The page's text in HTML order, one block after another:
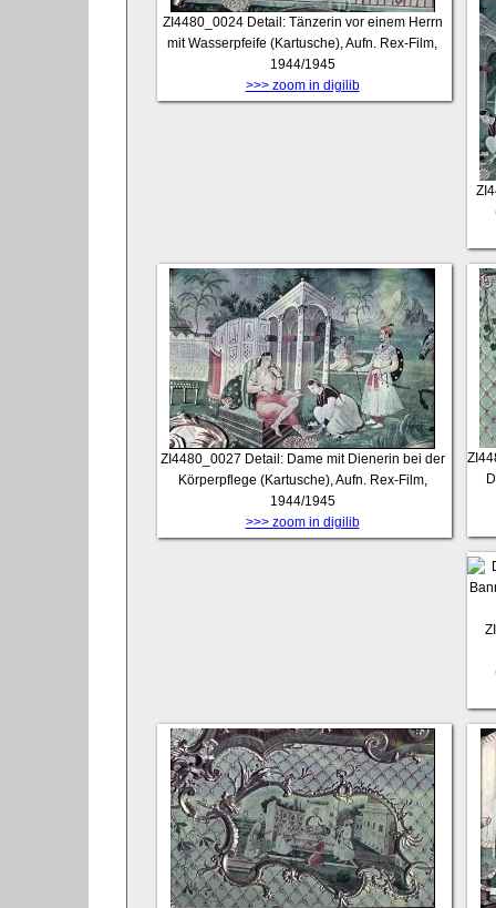
ZI4480_0024 Detail: Tänzerin vor einem Herrn
mit Wasserpfeife (Kartusche), Aufn. Rex-Film,
1944/1945
>>> zoom in digilib
ZI4480_0027 Detail: Dame mit Dienerin bei der
Körperpflege (Kartusche), Aufn. Rex-Film,
1944/1945
>>> zoom in digilib